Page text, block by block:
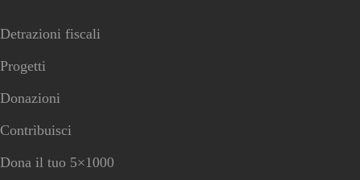
Detrazioni fiscali
Progetti
Donazioni
Contribuisci
Dona il tuo 5×1000